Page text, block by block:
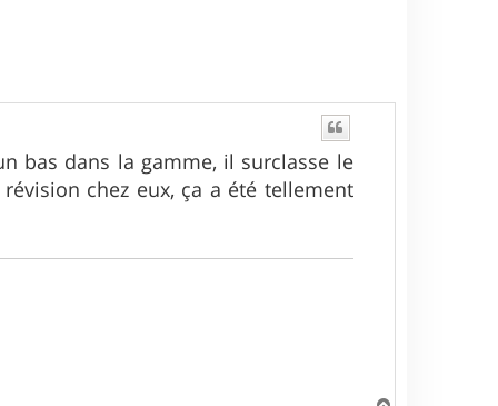
bas dans la gamme, il surclasse le
chez eux, ça a été tellement